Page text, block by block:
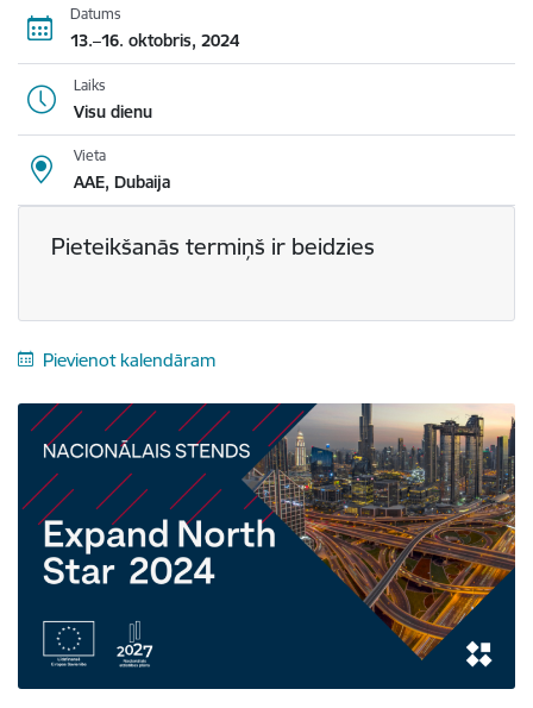
Datums
13.–16. oktobris, 2024
Laiks
Visu dienu
Vieta
AAE, Dubaija
Pieteikšanās termiņš ir beidzies
Pievienot kalendāram